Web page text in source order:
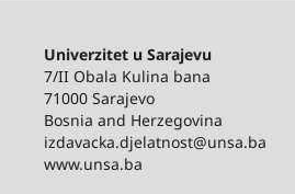
Univerzitet u Sarajevu
7/II Obala Kulina bana
71000 Sarajevo
Bosnia and Herzegovina
izdavacka.djelatnost@unsa.ba
www.unsa.ba